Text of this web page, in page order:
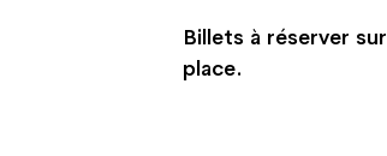
Billets à réserver
place.